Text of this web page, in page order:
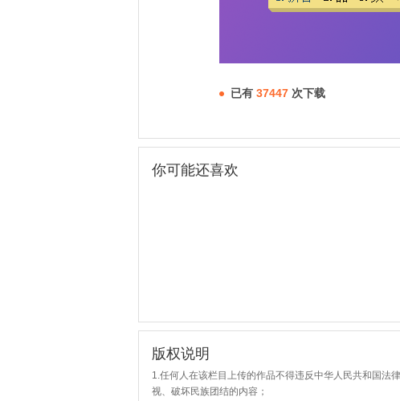
已有 37447 次下载
你可能还喜欢
版权说明
1.任何人在该栏目上传的作品不得违反中华人民共和国法
视、破坏民族团结的内容；